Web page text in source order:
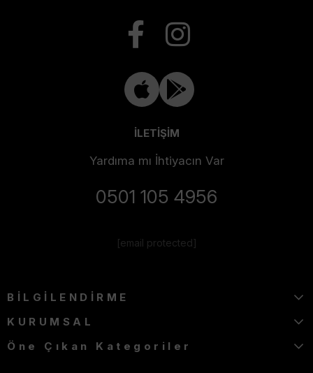
İLETİŞİM
Yardıma mı İhtiyacın Var
0501 105 4956
[email protected]
BİLGİLENDİRME
KURUMSAL
Öne Çıkan Kategoriler